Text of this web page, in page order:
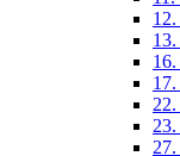
22.
23.
27.